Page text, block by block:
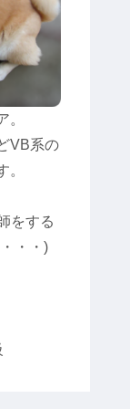
。
VB系の
。
をする
・・)